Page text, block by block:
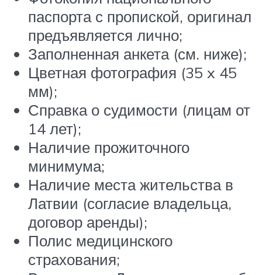
паспорта с пропиской, оригинал
предъявляется лично;
Заполненная анкета (см. ниже);
Цветная фотография (35 x 45
мм);
Справка о судимости (лицам от
14 лет);
Наличие прожиточного
минимума;
Наличие места жительства в
Латвии (согласие владельца,
договор аренды);
Полис медицинского
страхования;